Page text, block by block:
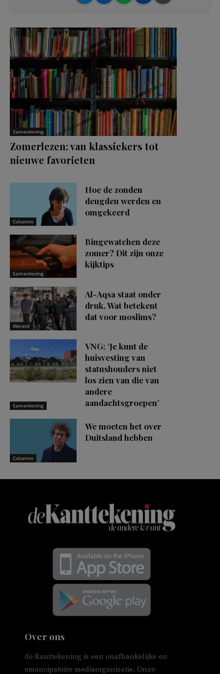
Samenleving
Zomerlezen: van klassiekers tot
nieuwe favorieten
Columns
Hoe de zonden
deugden werden en
omgekeerd
Samenleving
Bingewatchen deze
zomer? Dit zijn onze
kijktips
Wereld
Al-Aqsa staat onder
druk. Wat betekent
dat voor moslims?
Samenleving
VNG: ‘Je kunt de
huisvesting van
statushouders niet
los zien van die van
andere
aandachtsgroepen’
Columns
We moeten het over
Duitsland hebben
Over ons
de Kanttekening is een onafhankelijke en
emancipatoire mediaorganisatie. Onze